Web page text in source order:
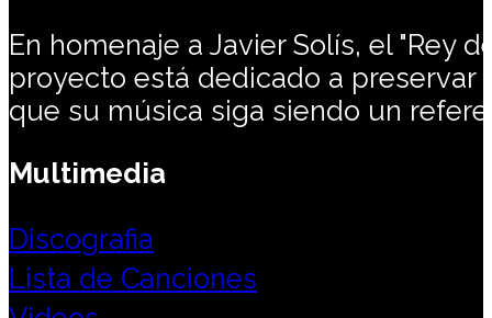
En homenaje a Javier Solís, el "Rey
proyecto está dedicado a
que su música siga siendo un
Multimedia
Discografia
Lista de Canciones